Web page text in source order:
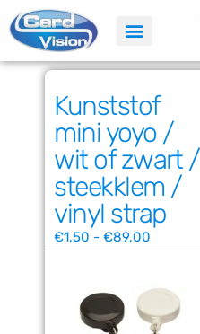
Kunststof
mini yoyo /
wit of zwart /
steekklem /
vinyl strap
€1,50 - €89,00